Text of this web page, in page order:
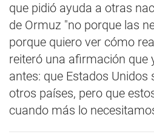
que pidió ayuda a otras
de Ormuz "no porque las
porque quiero ver cómo
reiteró una afirmación que
antes: que Estados Unidos
otros países, pero que
cuando más lo